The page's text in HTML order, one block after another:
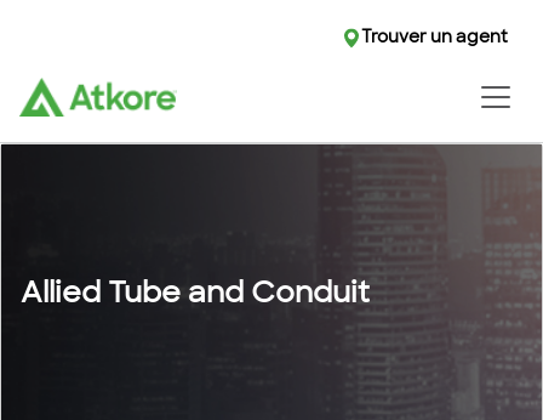
Trouver un agent
Trouver un agent
Allied Tube and Conduit